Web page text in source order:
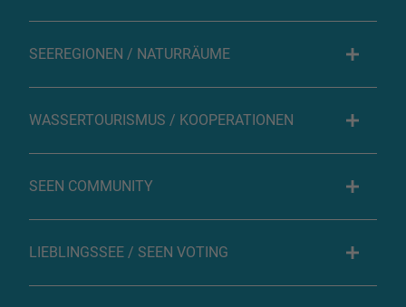
SEEREGIONEN / NATURRÄUME
WASSERTOURISMUS / KOOPERATIONEN
SEEN COMMUNITY
LIEBLINGSSEE / SEEN VOTING